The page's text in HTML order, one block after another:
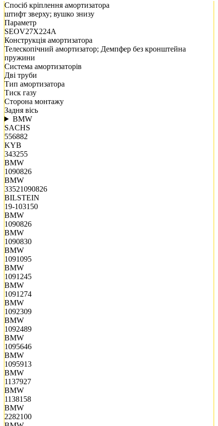
Спосіб кріплення амортизатора
штифт зверху; вушко знизу
Параметр
SEOV27X224A
Конструкція амортизатора
Телескопічний амортизатор; Демпфер без кронштейна
пружини
Система амортизаторів
Дві труби
Тип амортизатора
Тиск газу
Сторона монтажу
Задня вісь
BMW
SACHS
556882
KYB
343255
BMW
1090826
BMW
33521090826
BILSTEIN
19-103150
BMW
1090826
BMW
1090830
BMW
1091095
BMW
1091245
BMW
1091274
BMW
1092309
BMW
1092489
BMW
1095646
BMW
1095913
BMW
1137927
BMW
1138158
BMW
2282100